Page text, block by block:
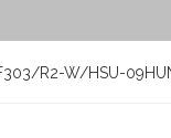
R2-W/HSU-